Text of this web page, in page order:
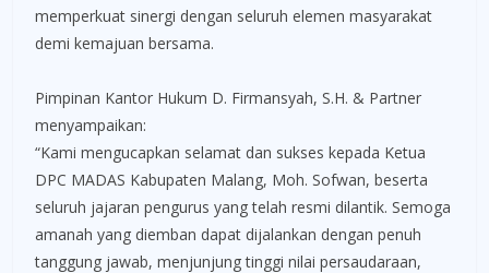
memperkuat sinergi dengan seluruh elemen masyarakat
demi kemajuan bersama.
Pimpinan Kantor Hukum D. Firmansyah, S.H. & Partner
menyampaikan:
“Kami mengucapkan selamat dan sukses kepada Ketua
DPC MADAS Kabupaten Malang, Moh. Sofwan, beserta
seluruh jajaran pengurus yang telah resmi dilantik. Semoga
amanah yang diemban dapat dijalankan dengan penuh
tanggung jawab, menjunjung tinggi nilai persaudaraan,